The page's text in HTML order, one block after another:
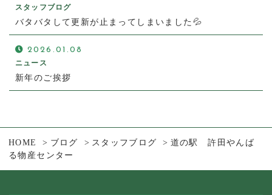
スタッフブログ
バタバタして更新が止まってしまいました💦
2026.01.08
ニュース
新年のご挨拶
HOME ブログ スタッフブログ
道の駅 許田やんば
る物産センター